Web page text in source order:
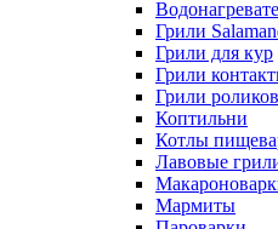
Грили
Грили для кур
Грили
Грили
Коптильни
Котлы
Лавовые
Мармиты